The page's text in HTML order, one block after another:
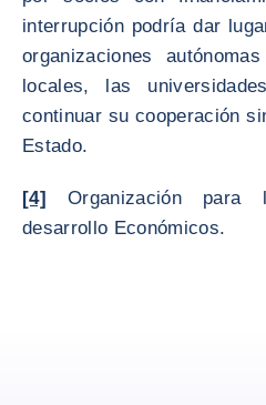
interrupción podría dar
organizaciones
locales, las
continuar su cooperación
Estado.
[4] Organización para
desarrollo Económicos.